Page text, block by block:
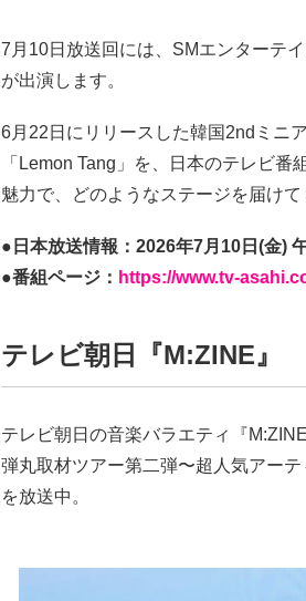
7月10日放送回には、SMエンターテ
が出演します。
6月22日にリリースした韓国2ndミニ
「Lemon Tang」を、日本のテレビ
魅力で、どのようなステージを届けて
●日本放送情報：2026年7月10日(金)
●番組ページ： https://www.tv-
テレビ朝日『M:ZINE』
テレビ朝日の音楽バラエティ『
弾丸取材ツアー第二弾〜超人気アー
を放送中。